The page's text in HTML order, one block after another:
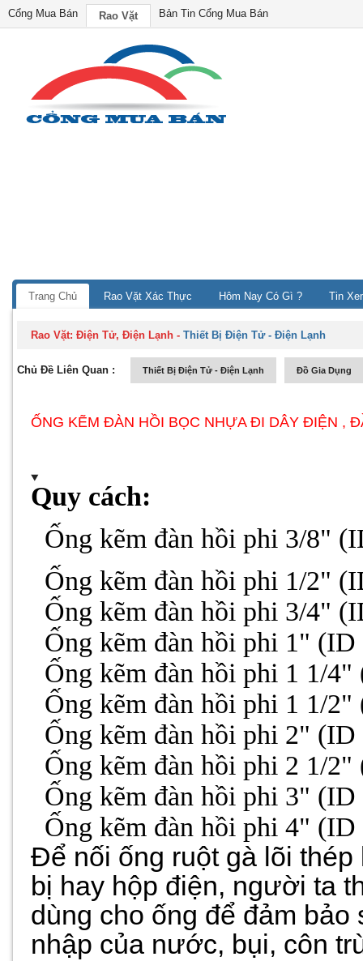
Cổng Mua Bán Rao Vặt Bản Tin Cổng Mua Bán
Trang Chủ Rao Vặt Xác Thực Hôm Nay Có Gì ? Tin
Rao Vặt:Điện Tử, Điện Lạnh -Thiết Bị Điện Tử - Điện Lạnh
Chủ Đề Liên Quan : Thiết Bị Điện Tử - Điện Lạnh Đồ Gia Dụng
ỐNG KẼM ĐÀN HỒI BỌC NHỰA ĐI DÂY ĐIỆN ,
Quy cách:
Ống kẽm đàn hồi phi 3/8"
Ống kẽm đàn hồi phi 1/2"
Ống kẽm đàn hồi phi 3/4"
Ống kẽm đàn hồi phi 1"
Ống kẽm đàn hồi phi 1 1/
Ống kẽm đàn hồi phi 1 1/
Ống kẽm đàn hồi phi 2"
Ống kẽm đàn hồi phi 2 1/
Ống kẽm đàn hồi phi 3"
Ống kẽm đàn hồi phi 4"
Để nối ống ruột gà lõi
bị hay hộp điện, người ta
dùng cho ống để đảm
nhập của nước, bụi, côn